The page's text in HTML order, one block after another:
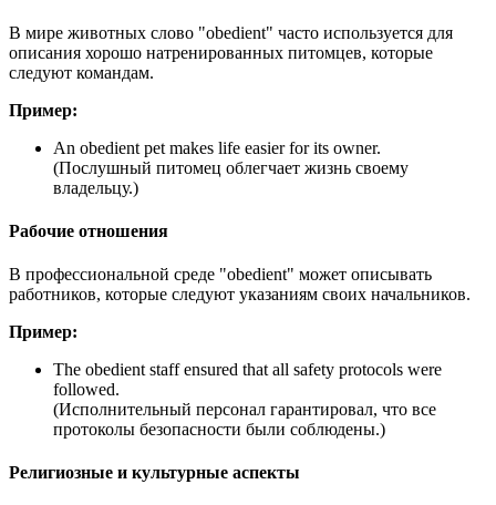
В мире животных слово "obedient" часто используется для
описания хорошо натренированных питомцев, которые
следуют командам.
Пример:
An obedient pet makes life easier for its owner.
(Послушный питомец облегчает жизнь своему
владельцу.)
Рабочие отношения
В профессиональной среде "obedient" может описывать
работников, которые следуют указаниям своих начальников.
Пример:
The obedient staff ensured that all safety protocols were
followed.
(Исполнительный персонал гарантировал, что все
протоколы безопасности были соблюдены.)
Религиозные и культурные аспекты